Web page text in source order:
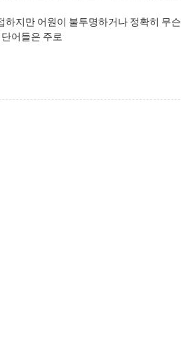
지만 어원이 불투명하거나 정확히 무슨
어들은 주로